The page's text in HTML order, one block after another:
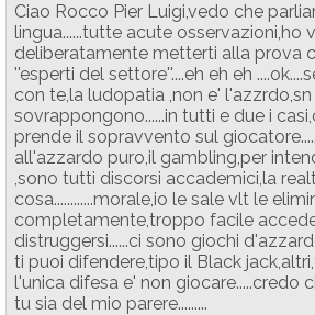
Ciao Rocco Pier Luigi,vedo che
lingua......tutte acute osservazioni,ho
deliberatamente metterti alla prova
''esperti del settore''....eh eh eh
con te,la ludopatia ,non e'
sovrappongono......in tutti e due i
prende il sopravvento sul
all'azzardo puro,il gambling,per
,sono tutti discorsi accademici,la
cosa............morale,io le sale vlt le
completamente,troppo facile
distruggersi......ci sono giochi
ti puoi difendere,tipo il Black
l'unica difesa e' non giocare.....credo
tu sia del mio parere.........